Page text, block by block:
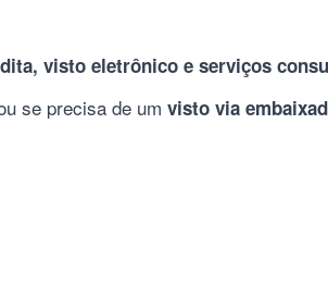
visto eletrônico e serviços
se precisa de um visto via